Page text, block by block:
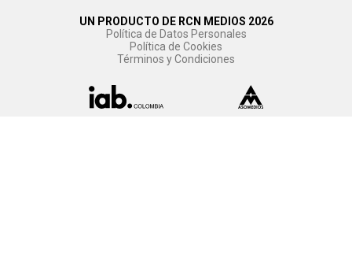
UN PRODUCTO DE RCN MEDIOS 2026
Política de Datos Personales
Política de Cookies
Términos y Condiciones